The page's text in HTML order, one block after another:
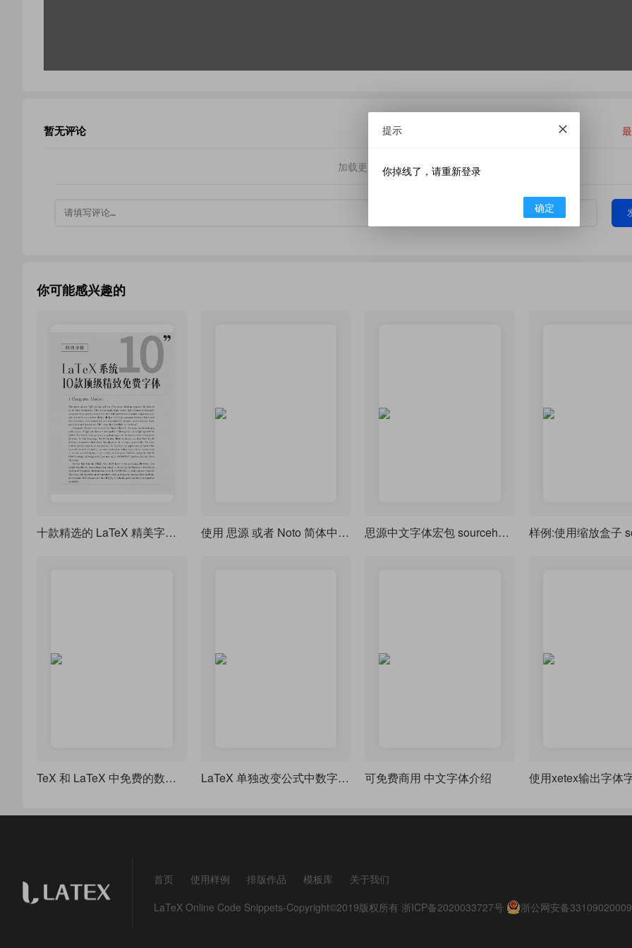
暂无评论
加载更多
你可能感兴趣的
十款精选的 LaTeX 精美字体-全免费，不用 cmr 就盲选这些字体吧 使用 思源 或者 Noto 简体中文字体 作为默认中文字体 思源中文字体宏包 sourcehan-sc
TeX 和 LaTeX 中免费的数学字体预览 LaTeX 单独改变公式中数字的字体 可免费商用 中文字体介绍 使用xetex输出字体
首页 使用样例 排版作品 模板库
关于我们
LaTeX Online Code Snippets-Copyright©2019版权所有 浙ICP备2020033727号 浙公网安备
提示
你掉线了，请重新登录
确定